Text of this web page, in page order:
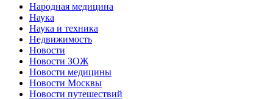
Народная медицина
Наука
Наука и техника
Недвижимость
Новости
Новости ЗОЖ
Новости медицины
Новости Москвы
Новости путешествий